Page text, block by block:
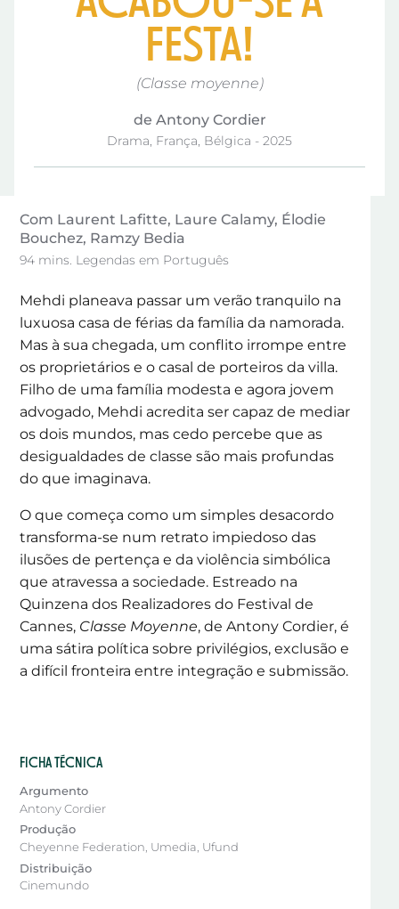
FESTA!
(Classe moyenne)
de Antony Cordier
Drama, França, Bélgica - 2025
Com Laurent Lafitte, Laure Calamy, Élodie
Bouchez, Ramzy Bedia
94 mins. Legendas em Português
Mehdi planeava passar um verão tranquilo na
luxuosa casa de férias da família da namorada.
Mas à sua chegada, um conflito irrompe entre
os proprietários e o casal de porteiros da villa.
Filho de uma família modesta e agora jovem
advogado, Mehdi acredita ser capaz de mediar
os dois mundos, mas cedo percebe que as
desigualdades de classe são mais profundas
do que imaginava.
O que começa como um simples desacordo
transforma-se num retrato impiedoso das
ilusões de pertença e da violência simbólica
que atravessa a sociedade. Estreado na
Quinzena dos Realizadores do Festival de
Cannes, Classe Moyenne, de Antony Cordier, é
uma sátira política sobre privilégios, exclusão e
a difícil fronteira entre integração e submissão.
FICHA TÉCNICA
Argumento
Antony Cordier
Produção
Cheyenne Federation, Umedia, Ufund
Distribuição
Cinemundo